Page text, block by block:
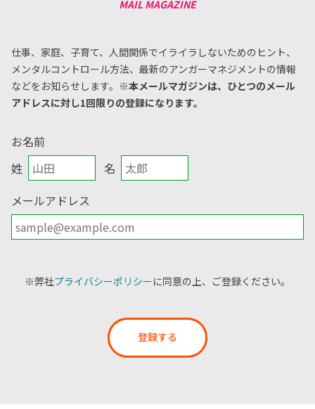
仕事、家庭、子育て、人間関係でイライラしないためのヒント、
メンタルコントロール方法、 最新のアンガーマネジメントの情報
などをお知らせします。 ※本メールマガジンは、ひとつのメール
アドレスに対し1回限りの登録になります。
お名前
姓
名
メールアドレス
※弊社プライバシーポリシーに同意の上、ご登録ください。
登録する